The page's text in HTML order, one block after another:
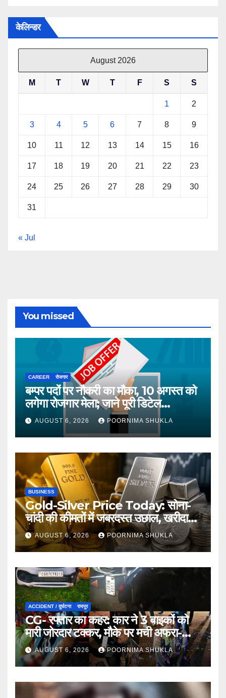
केलिन्डर
August 2026
M T W T F S S
1 2
3 4 5 6 7 8 9
10 11 12 13 14 15 16
17 18 19 20 21 22 23
24 25 26 27 28 29 30
31
« Jul
You missed
CAREER रोजगार
बम्पर पदों पर नौकरी का मौका, 10 अगस्त को
लगेगा रोजगार मेला; जाने पूरी डिटेल…
AUGUST 6, 2026 POORNIMA SHUKLA
BUSINESS
Gold-Silver Price Today: सोना-
चांदी की कीमतों में जबरदस्त उछाल, खरीदारी
से पहले जानें आज का ताजा भाव…
AUGUST 6, 2026 POORNIMA SHUKLA
ACCIDENT / दुर्घटना रायपुर
CG- रफ्तार का कहर: कार ने 3 बाइकों को
मारी जोरदार टक्कर, मौके पर मची अफरा-
तफरी…
AUGUST 6, 2026 POORNIMA SHUKLA